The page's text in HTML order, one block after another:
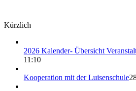
Kürzlich
2026 Kalender- Übersicht
11:10
Kooperation mit der Luisenschule